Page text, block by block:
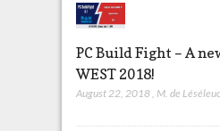
PC Build Fight – A
WEST 2018!
August 22, 2018, M. de Léséleuc